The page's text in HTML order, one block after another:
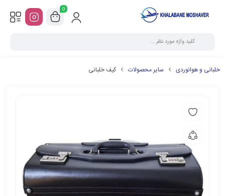
0
خلبانی و هوانوردی سایر محصولات کیف خلبانی